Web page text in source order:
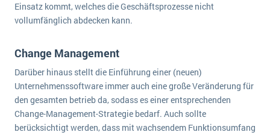
Einsatz kommt, welches die Geschäftsprozesse nicht
vollumfänglich abdecken kann.
Change Management
Darüber hinaus stellt die Einführung einer (neuen)
Unternehmenssoftware immer auch eine große Veränderung für
den gesamten betrieb da, sodass es einer entsprechenden
Change-Management-Strategie bedarf. Auch sollte
berücksichtigt werden, dass mit wachsendem Funktionsumfang